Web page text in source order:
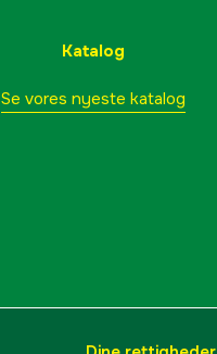
Katalog
Se vores nyeste katalog